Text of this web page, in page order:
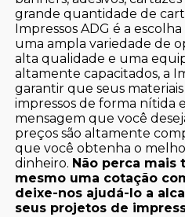
grande quantidade de
Impressos ADG é a
uma ampla variedade de
alta qualidade e uma
altamente capacitados, a
garantir que seus
impressos de forma nítida
mensagem que você
preços são altamente
que você obtenha o
dinheiro. Não perca mais
mesmo uma cotação
deixe-nos ajudá-lo a
seus projetos de